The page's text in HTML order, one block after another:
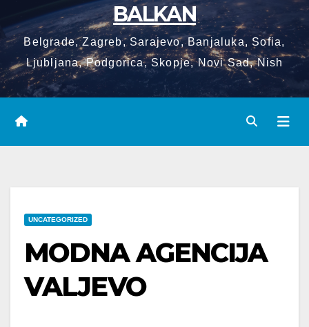
BALKAN
Belgrade, Zagreb, Sarajevo, Banjaluka, Sofia,
Ljubljana, Podgorica, Skopje, Novi Sad, Nish
UNCATEGORIZED
MODNA AGENCIJA
VALJEVO